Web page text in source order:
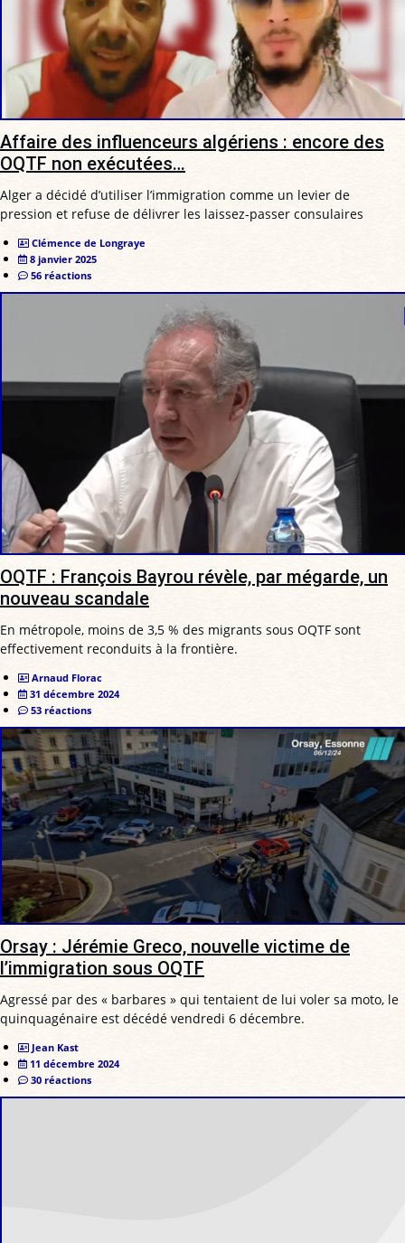
Affaire des influenceurs algériens : encore des
OQTF non exécutées…
Alger a décidé d’utiliser l’immigration comme un levier de
pression et refuse de délivrer les laissez-passer consulaires
Clémence de Longraye
8 janvier 2025
56 réactions
OQTF : François Bayrou révèle, par mégarde, un
nouveau scandale
En métropole, moins de 3,5 % des migrants sous OQTF sont
effectivement reconduits à la frontière.
Arnaud Florac
31 décembre 2024
53 réactions
Orsay : Jérémie Greco, nouvelle victime de
l’immigration sous OQTF
Agressé par des « barbares » qui tentaient de lui voler sa moto, le
quinquagénaire est décédé vendredi 6 décembre.
Jean Kast
11 décembre 2024
30 réactions